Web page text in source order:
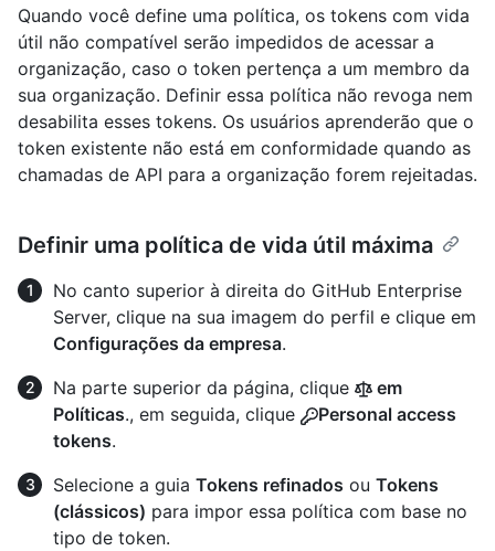
Quando você define uma política, os tokens com vida
útil não compatível serão impedidos de acessar a
organização, caso o token pertença a um membro da
sua organização. Definir essa política não revoga nem
desabilita esses tokens. Os usuários aprenderão que o
token existente não está em conformidade quando as
chamadas de API para a organização forem rejeitadas.
Definir uma política de vida útil máxima
No canto superior à direita do GitHub Enterprise
Server, clique na sua imagem do perfil e clique em
Configurações da empresa.
Na parte superior da página, clique
em
Políticas., em seguida, clique
Personal access
tokens.
Selecione a guia Tokens refinados ou Tokens
(clássicos) para impor essa política com base no
tipo de token.